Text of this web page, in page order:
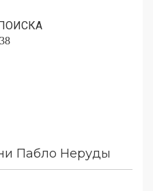
Пабло Неруды